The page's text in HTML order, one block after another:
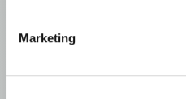
Marketing
Quick links